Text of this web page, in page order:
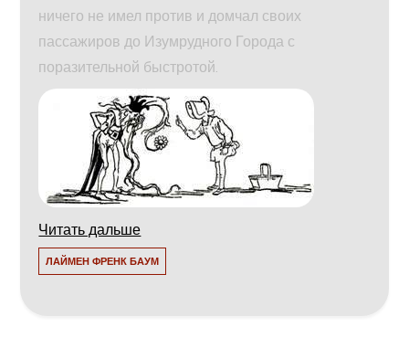
ничего не имел против и домчал своих
пассажиров до Изумрудного Города с
поразительной быстротой.
Читать дальше
ЛАЙМЕН ФРЕНК БАУМ